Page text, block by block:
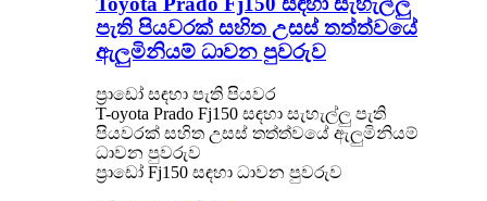
පැති පියවරක් සහිත උසස් තත්ත්වයේ
ඇලුමිනියම් ධාවන පුවරුව
ප්‍රාඩෝ සඳහා පැති පියවර
T-oyota Prado Fj150 සඳහා සැහැල්ලු පැති
පියවරක් සහිත උසස් තත්ත්වයේ ඇලුමිනියම්
ධාවන පුවරුව
ප්‍රාඩෝ Fj150 සඳහා ධාවන පුවරුව